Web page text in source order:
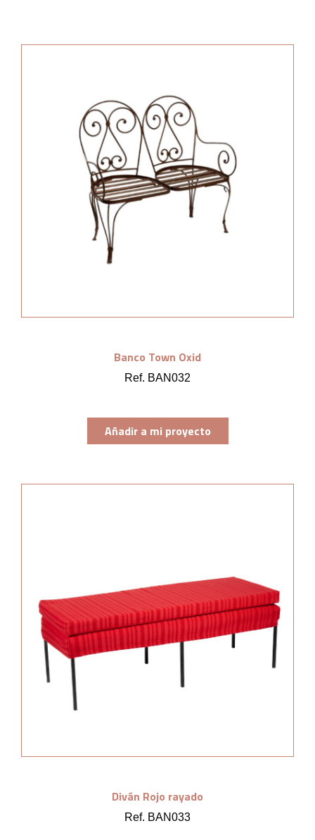
Banco Town Oxid
Ref. BAN032
Añadir a mi proyecto
Diván Rojo rayado
Ref. BAN033